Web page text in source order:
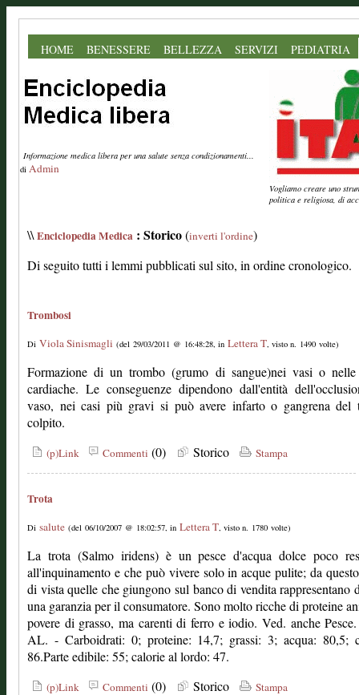
HOME BENESSERE BELLEZZA SERVIZI PEDIATRIA
Informazione medica libera per una salute senza condizionamenti...
di Admin
Vogliamo creare uno
politica e religiosa, di
\\Enciclopedia Medica : Storico(inverti l'ordine)
Di seguito tutti i lemmi pubblicati sul sito, in ordine cronologico.
Trombosi
Di Viola Sinismagli (del 29/03/2011 @ 16:48:28, in Lettera T, visto n. 1490 volte)
Formazione di un trombo (grumo di sangue)nei vasi o
cardiache. Le conseguenze dipendono dall'entità
vaso, nei casi più gravi si può avere infarto o gangrena del
colpito.
(p)Link Commenti (0) Storico Stampa
Trota
Di salute (del 06/10/2007 @ 18:02:57, in Lettera T, visto n. 1780 volte)
La trota (Salmo iridens) è un pesce d'acqua dolce poco
all'inquinamento e che può vivere solo in acque pulite; da
di vista quelle che giungono sul banco di vendita rappresentano
una garanzia per il consumatore. Sono molto ricche di proteine
povere di grasso, ma carenti di ferro e iodio. Ved. anche
AL. - Carboidrati: 0; proteine: 14,7; grassi: 3; acqua: 80,5;
86.Parte edibile: 55; calorie al lordo: 47.
(p)Link Commenti (0) Storico Stampa